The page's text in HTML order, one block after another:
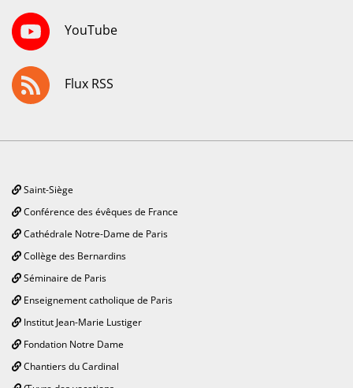
YouTube
Flux RSS
Saint-Siège
Conférence des évêques de France
Cathédrale Notre-Dame de Paris
Collège des Bernardins
Séminaire de Paris
Enseignement catholique de Paris
Institut Jean-Marie Lustiger
Fondation Notre Dame
Chantiers du Cardinal